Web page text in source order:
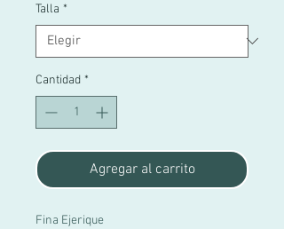
Talla *
Cantidad *
Agregar al carrito
Fina Ejerique